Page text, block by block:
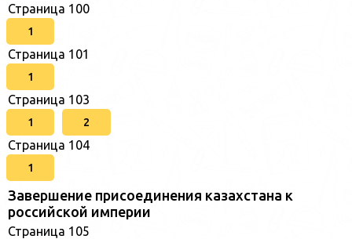
Страница 100
1
Страница 101
1
Страница 103
1 2
Страница 104
1
Завершение присоединения казахстана к
российской империи
Страница 105